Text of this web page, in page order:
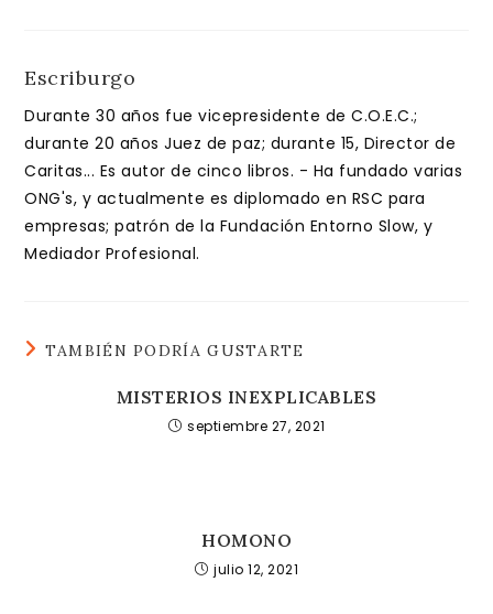
Escriburgo
Durante 30 años fue vicepresidente de C.O.E.C.;
durante 20 años Juez de paz; durante 15, Director de
Caritas... Es autor de cinco libros. - Ha fundado varias
ONG's, y actualmente es diplomado en RSC para
empresas; patrón de la Fundación Entorno Slow, y
Mediador Profesional.
TAMBIÉN PODRÍA GUSTARTE
MISTERIOS INEXPLICABLES
septiembre 27, 2021
HOMONO
julio 12, 2021